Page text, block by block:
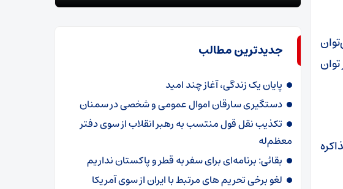
جدیدترین مطالب
پایان یک زندگی، آغاز چند امید
دستگیری سارقان اموال عمومی و شخصی در سمنان
تکذیب نقل قول منتسب به رهبر انقلاب از سوی دفتر
معظم‌له
بقائی: برنامه‌ای برای سفر به قطر و پاکستان نداریم
لغو برخی تحریم های مرتبط با ایران از سوی آمریکا